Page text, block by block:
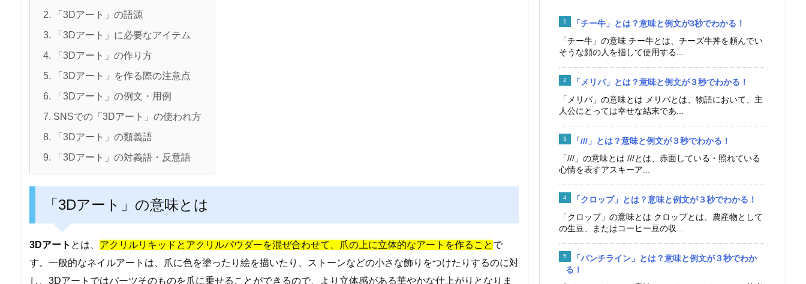
2. 「3Dアート」の語源
3. 「3Dアート」に必要なアイテム
4. 「3Dアート」の作り方
5. 「3Dアート」を作る際の注意点
6. 「3Dアート」の例文・用例
7. SNSでの「3Dアート」の使われ方
8. 「3Dアート」の類義語
9. 「3Dアート」の対義語・反意語
「3Dアート」の意味とは
3Dアート とは、 アクリルリキッドとアクリルパウダーを混ぜ合わせて、爪の上に立体的なアートを作ること で
す。一般的なネイルアートは、爪に色を塗ったり絵を描いたり、ストーンなどの小さな飾りをつけたりするのに対
し、3Dアートではパーツそのものを爪に乗せることができるので、より立体感がある華やかな仕上がりとなりま
「チー牛」とは？意味と例文が3秒でわかる！
「チー牛」の意味 チー牛とは、チーズ牛丼を頼んでい
そうな顔の人を指して使用する...
「メリバ」とは？意味と例文が３秒でわかる！
「メリバ」の意味とは メリバとは、物語において、主
人公にとっては幸せな結末であ...
「///」とは？意味と例文が３秒でわかる！
「///」の意味とは ///とは、赤面している・照れている
心情を表すアスキーア...
「クロップ」とは？意味と例文が３秒でわかる！
「クロップ」の意味とは クロップとは、農産物として
の生豆、またはコーヒー豆の収...
「パンチライン」とは？意味と例文が３秒でわか
る！